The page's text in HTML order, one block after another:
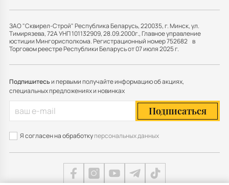
ЗАО "Сквирел-Строй" Республика Беларусь, 220035, г. Минск, ул.
Тимирязева, 72А УНП 101132909, 28.09.2000г., Главное управление
юстиции Мингорисполкома. Регистрационный номер 752682 в
Торговом реестре Республики Беларусь от 07 июля 2025 г.
Подпишитесьи первыми получайте информацию об акциях,
специальных предложениях и новинках
Подписаться
Я согласен на обработкуперсональных данных